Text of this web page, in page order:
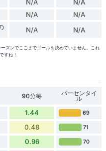
N/A N/A
N/A N/A
N/A N/A
ズンでここまでゴールを決めていません。これ
すね！
90分毎 パーセンタイ
ル
1.44 69
0.48 71
0.96 70